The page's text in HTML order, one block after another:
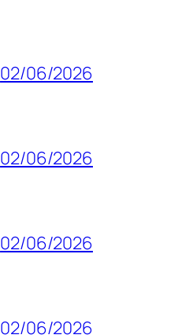
02/06/2026
02/06/2026
02/06/2026
02/06/2026